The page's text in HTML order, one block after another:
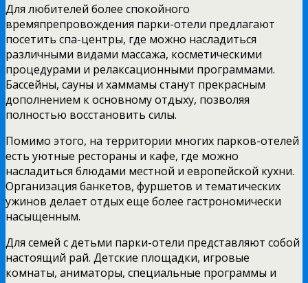
Для любителей более спокойного
времяпрепровождения парки-отели предлагают
посетить спа-центры, где можно насладиться
различными видами массажа, косметическими
процедурами и релаксационными программами.
Бассейны, сауны и хаммамы станут прекрасным
дополнением к основному отдыху, позволяя
полностью восстановить силы.
Помимо этого, на территории многих парков-отелей
есть уютные рестораны и кафе, где можно
насладиться блюдами местной и европейской кухни.
Организация банкетов, фуршетов и тематических
ужинов делает отдых еще более гастрономически
насыщенным.
Для семей с детьми парки-отели представляют собой
настоящий рай. Детские площадки, игровые
комнаты, аниматоры, специальные программы и